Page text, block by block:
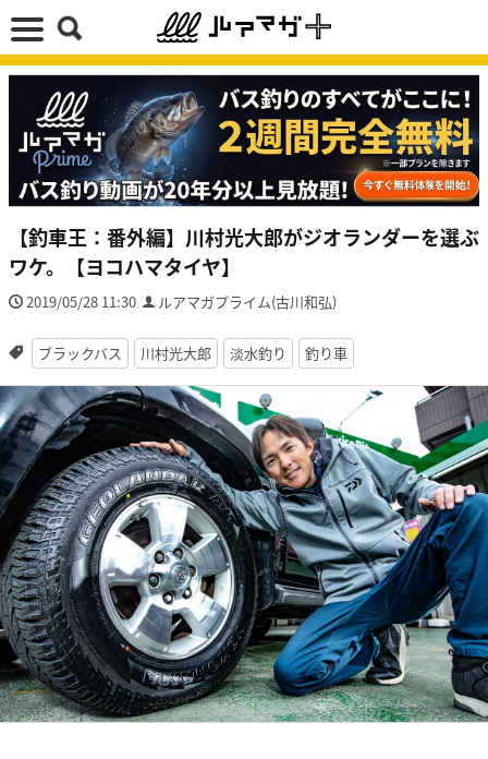
【釣車王：番外編】川村光大郎がジオランダーを選ぶ
ワケ。【ヨコハマタイヤ】
2019/05/28 11:30 ルアマガプライム(古川和弘)
ブラックバス 川村光大郎 淡水釣り 釣り車